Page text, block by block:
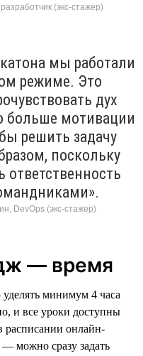
(экс-стажер)
мы работали
режиме. Это
дух
больше мотивации
решить задачу
поскольку
ответственность
DevOps (экс-стажер)
— время
минимум 4 часа
и все уроки доступны
расписании онлайн-
можно сразу задать